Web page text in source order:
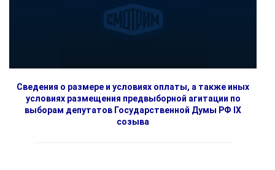
Сведения о размере и условиях оплаты, а также иных
условиях размещения предвыборной агитации по
выборам депутатов Государственной Думы РФ IX
созыва